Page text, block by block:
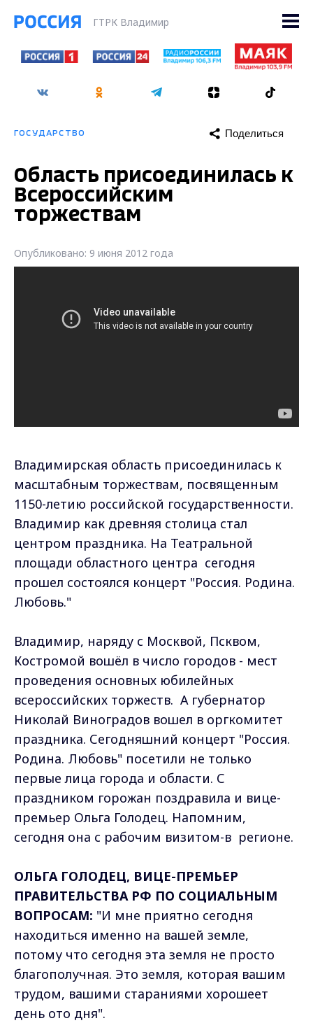
ГТРК Владимир
ГОСУДАРСТВО Поделиться
Область присоединилась к
Всероссийским
торжествам
Опубликовано: 9 июня 2012 года
Владимирская область присоединилась к
масштабным торжествам, посвященным
1150-летию российской государственности.
Владимир как древняя столица стал
центром праздника. На Театральной
площади областного центра сегодня
прошел состоялся концерт "Россия. Родина.
Любовь."
Владимир, наряду с Москвой, Псквом,
Костромой вошёл в число городов - мест
проведения основных юбилейных
всероссийских торжеств. А губернатор
Николай Виноградов вошел в оргкомитет
праздника. Сегодняшний концерт "Россия.
Родина. Любовь" посетили не только
первые лица города и области. С
праздником горожан поздравила и вице-
премьер Ольга Голодец. Напомним,
сегодня она с рабочим визитом-в регионе.
ОЛЬГА ГОЛОДЕЦ, ВИЦЕ-ПРЕМЬЕР
ПРАВИТЕЛЬСТВА РФ ПО СОЦИАЛЬНЫМ
ВОПРОСАМ: "И мне приятно сегодня
находиться именно на вашей земле,
потому что сегодня эта земля не просто
благополучная. Это земля, которая вашим
трудом, вашими стараниями хорошеет
день ото дня".